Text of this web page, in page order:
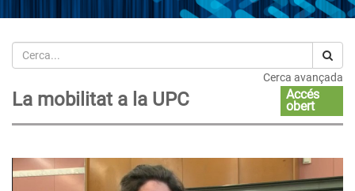
Cerca
Cerca avançada
La mobilitat a la UPC
Accés
obert